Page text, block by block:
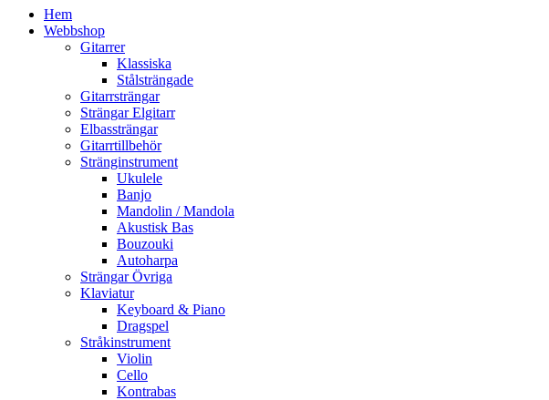
Hem
Webbshop
Gitarrer
Klassiska
Stålsträngade
Gitarrsträngar
Strängar Elgitarr
Elbassträngar
Gitarrtillbehör
Stränginstrument
Ukulele
Banjo
Mandolin / Mandola
Akustisk Bas
Bouzouki
Autoharpa
Strängar Övriga
Klaviatur
Keyboard & Piano
Dragspel
Stråkinstrument
Violin
Cello
Kontrabas